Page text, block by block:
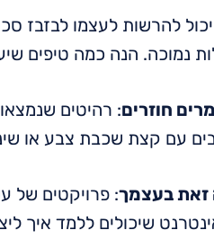
להרשות לעצמו לבזבז
נמוכה. הנה כמה טיפים
חוזרים: רהיטים שנמצאו
עם קצת שכבת צבע או
: פרויקטים של
שיכולים ללמד איך